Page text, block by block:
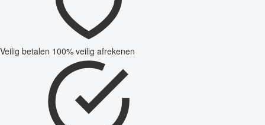
Veilig betalen 100% veilig afrekenen